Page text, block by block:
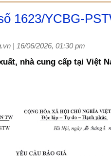
1623/YCBG-
| 16/06/2026, 01:30 pm
nhà cung cấp tại Việt